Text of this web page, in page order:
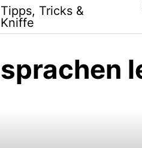
Tipps, Tricks &
Kniffe
sprachen